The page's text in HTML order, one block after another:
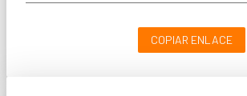
COPIAR ENLACE